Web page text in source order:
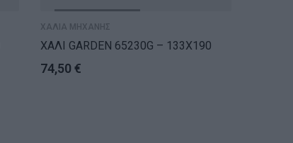
ΧΑΛΙΑ ΜΗΧΑΝΗΣ
ΧΑΛΙ GARDEN 65230G – 133X190
74,50 €